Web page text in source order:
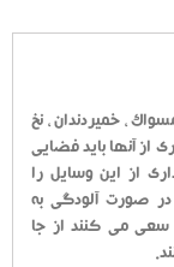
، خمیردندان ، نخ
از آنها باید فضایی
از این وسایل را
صورت آلودگی به
سعی می کنند از جا